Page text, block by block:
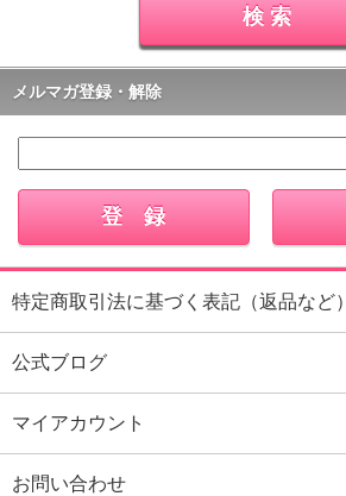
メルマガ登録・解除
特定商取引法に基づく表記（返品など）
公式ブログ
マイアカウント
お問い合わせ